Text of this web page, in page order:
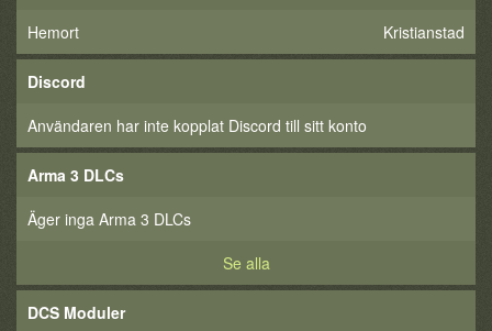
Hemort
Kristianstad
Discord
Användaren har inte kopplat Discord till sitt konto
Arma 3 DLCs
Äger inga Arma 3 DLCs
Se alla
DCS Moduler